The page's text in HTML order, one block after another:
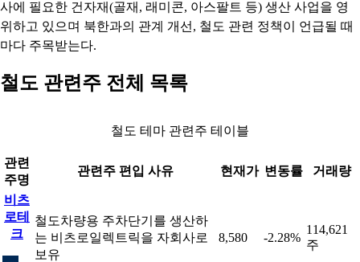
사에 필요한 건자재(골재, 래미콘, 아스팔트 등) 생산 사업을 영
위하고 있으며 북한과의 관계 개선, 철도 관련 정책이 언급될 때
마다 주목받는다.
철도 관련주 전체 목록
철도 테마 관련주 테이블
관련
주명
관련주 편입 사유 현재가 변동률 거래량
비츠
로테
크
철도차량용 주차단기를 생산하
는 비츠로일렉트릭을 자회사로
보유
8,580 -2.28%
114,621
주